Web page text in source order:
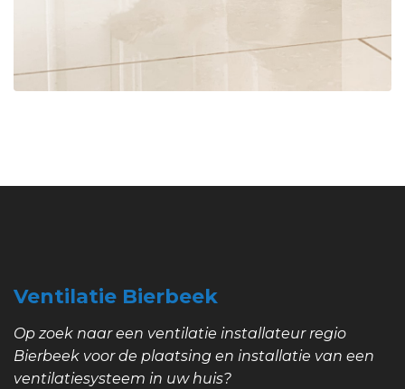
Ventilatie Bierbeek
Op zoek naar een ventilatie installateur regio
Bierbeek voor de plaatsing en installatie van een
ventilatiesysteem in uw huis?